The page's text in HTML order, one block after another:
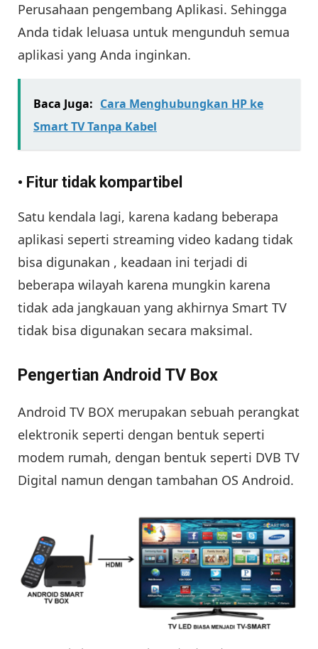
Perusahaan pengembang Aplikasi. Sehingga
Anda tidak leluasa untuk mengunduh semua
aplikasi yang Anda inginkan.
Baca Juga: Cara Menghubungkan HP ke
Smart TV Tanpa Kabel
• Fitur tidak kompartibel
Satu kendala lagi, karena kadang beberapa
aplikasi seperti streaming video kadang tidak
bisa digunakan , keadaan ini terjadi di
beberapa wilayah karena mungkin karena
tidak ada jangkauan yang akhirnya Smart TV
tidak bisa digunakan secara maksimal.
Pengertian Android TV Box
Android TV BOX merupakan sebuah perangkat
elektronik seperti dengan bentuk seperti
modem rumah, dengan bentuk seperti DVB TV
Digital namun dengan tambahan OS Android.